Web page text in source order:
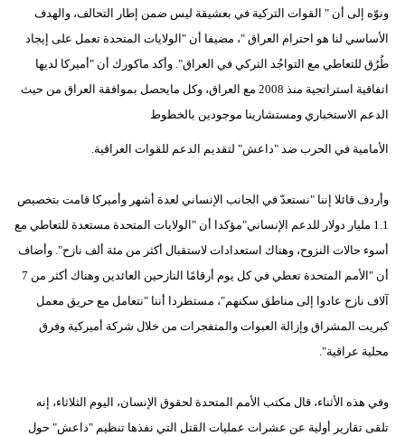
ونوّه إلى أن " القوات التركية في بعشيقة ليس ضمن إطار التحالف، والهدف
الأساسي لنا هو احترام العراق "، مضيفا أن "الولايات المتحدة تعمل على إيجاد
طُرُق للتعاطي مع التواجُد التركي في العراق". وأكد ماكورك أن "أميركا لديها
اتفاقية استراتجية منذ 2008 مع العراق، وكل مايحصل بموافقة العراق من حيث
الدعم الاستخباري ومستشارينا موجودين بالخطوط
الأمامية في الحرب ضد "داعش" لتقديم الدعم للقوات العراقية.
وأردف قائلا إننا "نستعدّ في الجانب الإنساني لعدة أشهر وأميركا قامت بتخصيص
1.1 مليار دولار للدعم الإنساني"مؤكدا أن "الولايات المتحدة مستعدة للتعاطي مع
أسوء حالات النزوح، وهناك استعدادات لاستقبال أكثر من مئة ألف نازح". وأضاف
أن "الأمم المتحدة تعطي في كل يوم أرقامًا النازحين العائدين وهناك أكثر من 7
آلاف نازح عادوا إلى مناطق سكنهم"، مستطردا أننا "نتعامل مع حريق معمل
كبريت المشراق وإزالة العبوات والمتفجرات من خلال شركة أميركية وفرق
محلية عراقية".
وفي هذه الأثناء، قال مكتب الأمم المتحدة لحقوق الإنسان، اليوم الثلاثاء، إنه
تلقى تقارير أولية عن عشرات عمليات القتل التي نفذها تنظيم "داعش" حول